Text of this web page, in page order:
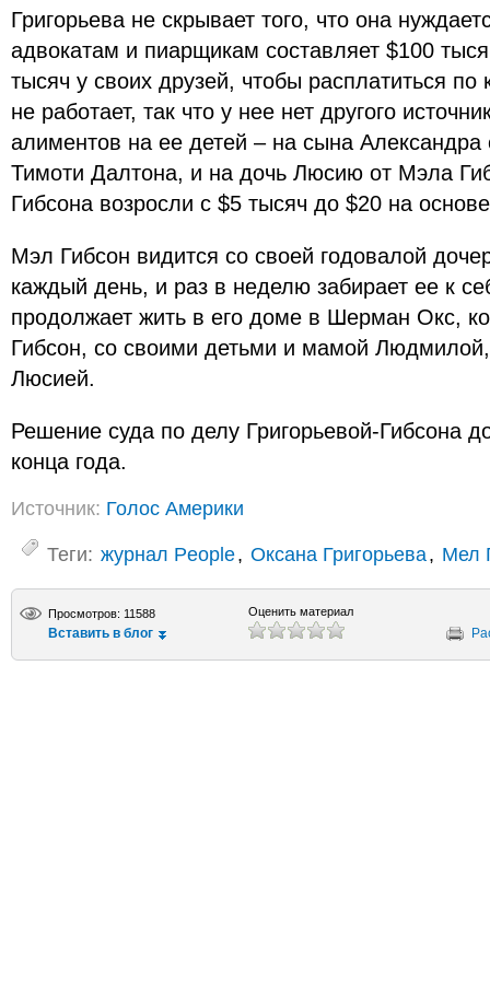
Григорьева не скрывает того, что она
адвокатам и пиарщикам составляет $100
тысяч у своих друзей, чтобы расплатиться
не работает, так что у нее нет другого
алиментов на ее детей – на сына Александра
Тимоти Далтона, и на дочь Люсию от Мэла
Гибсона возросли с $5 тысяч до $20 на
Мэл Гибсон видится со своей годовалой
каждый день, и раз в неделю забирает ее к
продолжает жить в его доме в Шерман Окс,
Гибсон, со своими детьми и мамой Людмилой,
Люсией.
Решение суда по делу Григорьевой-Гибсона
конца года.
Источник: Голос Америки
Теги: журнал People, Оксана Григорьева, Мел
Просмотров: 11588
Вставить в блог
Оценить материал